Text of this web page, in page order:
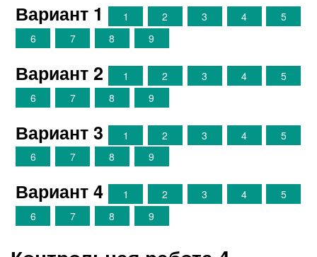
Вариант 1 1 2 3 4
5
6
7 8 9
Вариант 2 1 2 3 4
5
6
7 8 9
Вариант 3 1 2 3 4
5
6
7 8 9
Вариант 4 1 2 3 4
5
6
7 8 9